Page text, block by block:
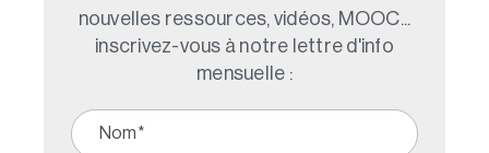
nouvelles ressources, vidéos, MOOC...
inscrivez-vous à notre lettre d'info
mensuelle :